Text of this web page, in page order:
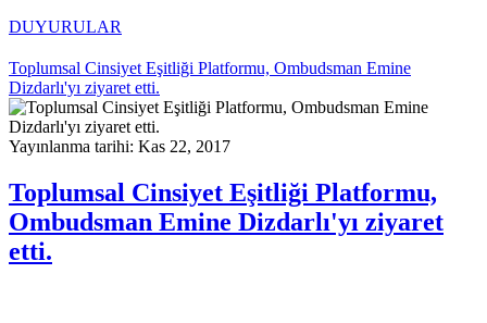
DUYURULAR
Toplumsal Cinsiyet Eşitliği Platformu, Ombudsman Emine
Dizdarlı'yı ziyaret etti.
Yayınlanma tarihi: Kas 22, 2017
Toplumsal Cinsiyet Eşitliği Platformu,
Ombudsman Emine Dizdarlı'yı ziyaret
etti.